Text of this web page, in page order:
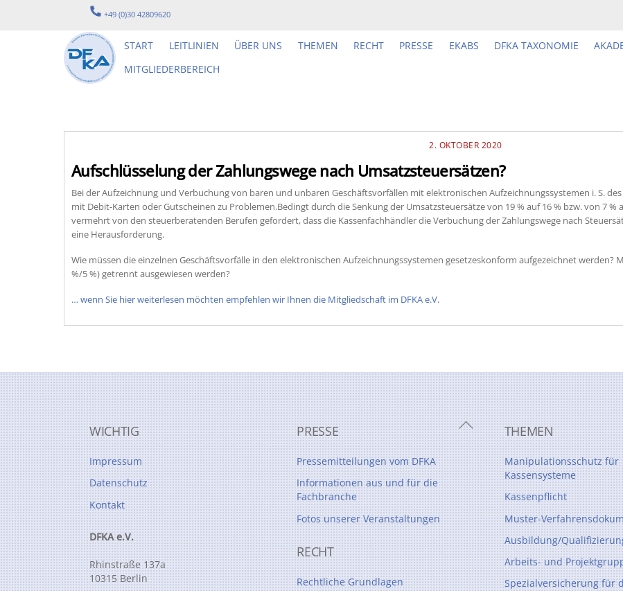
+49 (0)30 42809620
START LEITLINIEN ÜBER UNS THEMEN RECHT PRESSE EKABS DFKA TAXONOMIE
MITGLIEDERBEREICH
2. OKTOBER 2020
Aufschlüsselung der Zahlungswege nach Umsatzsteuersätzen?
Bei der Aufzeichnung und Verbuchung von baren und unbaren Geschäftsvorfällen mit elektronischen Aufzeichnungssystemen i. S. des
mit Debit-Karten oder Gutscheinen zu Problemen.Bedingt durch die Senkung der Umsatzsteuersätze von 19 % auf 16 % bzw. von 7
vermehrt von den steuerberatenden Berufen gefordert, dass die Kassenfachhändler die Verbuchung der Zahlungswege nach
eine Herausforderung.
Wie müssen die einzelnen Geschäftsvorfälle in den elektronischen Aufzeichnungssystemen gesetzeskonform aufgezeichnet werden?
%/5 %) getrennt ausgewiesen werden?
… wenn Sie hier weiterlesen möchten empfehlen wir Ihnen die Mitgliedschaft im DFKA e.V.
Back
To
Top
WICHTIG
Impressum
Datenschutz
Kontakt
DFKA e.V.
Rhinstraße 137a
10315 Berlin
PRESSE
Pressemitteilungen vom DFKA
Informationen aus und für die
Fachbranche
Fotos unserer Veranstaltungen
RECHT
Rechtliche Grundlagen
THEMEN
Manipulationsschutz für
Kassensysteme
Kassenpflicht
Muster-
Ausbildung/
Arbeits- und
Spezialversicherung für